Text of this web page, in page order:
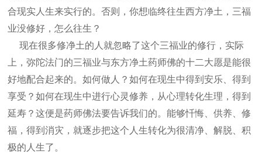
合现实人生来实行的。否则，你想临终往生西方净土，三福
业没修好，怎么往生？
现在很多修净土的人就忽略了这个三福业的修行，实际
上，弥陀法门的三福业与东方净土药师佛的十二大愿是能很
好地配合起来的。如何做人？如何在现生中得到安乐、得到
享受？如何在现生中进行心灵修养，从心理转化生理，得到
延寿？这便是药师佛法要告诉我们的。能够忏悔、供养、修
福，得到消灾，就逐步把这个人生转化为很清净、解脱、积
极的人生了。